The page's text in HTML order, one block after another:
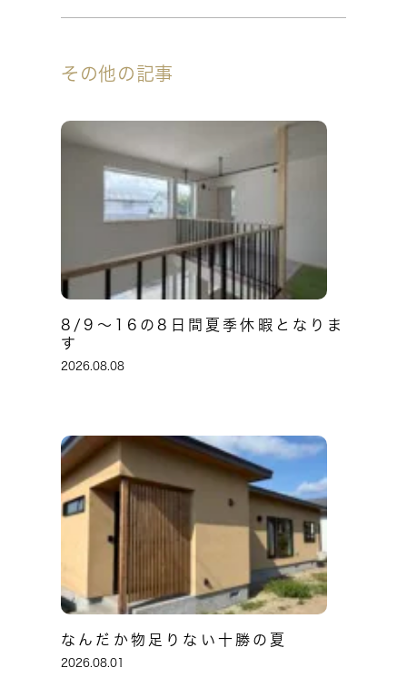
その他の記事
8/9～16の8日間夏季休暇となりま
す
2026.08.08
なんだか物足りない十勝の夏
2026.08.01